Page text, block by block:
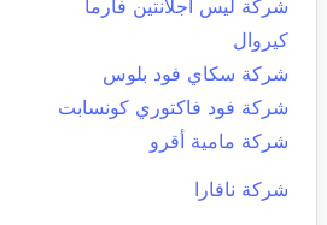
شركة ليس اجلانتين فارما
كيروال
شركة سكاي فود بلوس
شركة فود فاكتوري كونسابت
شركة مامية أقرو
شركة نافارا